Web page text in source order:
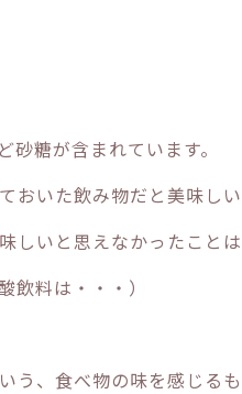
糖が含まれています。
おいた飲み物だと美味し
しいと思えなかったこと
飲料は・・・）
う、食べ物の味を感じる